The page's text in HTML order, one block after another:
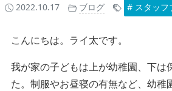
2022.10.17 ブログ # スタッフ
こんにちは。ライ太です。
我が家の子どもは上が幼稚園、下は
た。制服やお昼寝の有無など、幼稚